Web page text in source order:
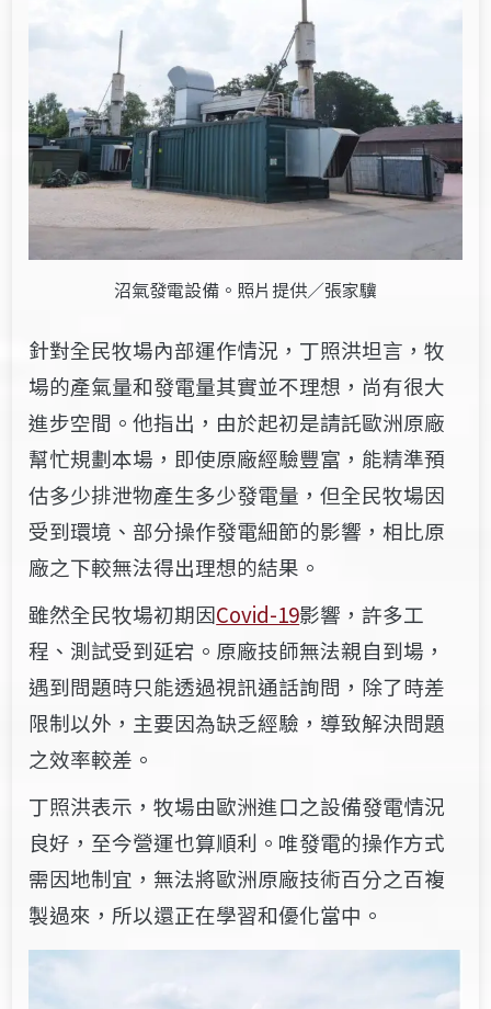
沼氣發電設備。照片提供／張家驥
針對全民牧場內部運作情況，丁照洪坦言，牧
場的產氣量和發電量其實並不理想，尚有很大
進步空間。他指出，由於起初是請託歐洲原廠
幫忙規劃本場，即使原廠經驗豐富，能精準預
估多少排泄物產生多少發電量，但全民牧場因
受到環境、部分操作發電細節的影響，相比原
廠之下較無法得出理想的結果。
雖然全民牧場初期因Covid-19影響，許多工
程、測試受到延宕。原廠技師無法親自到場，
遇到問題時只能透過視訊通話詢問，除了時差
限制以外，主要因為缺乏經驗，導致解決問題
之效率較差。
丁照洪表示，牧場由歐洲進口之設備發電情況
良好，至今營運也算順利。唯發電的操作方式
需因地制宜，無法將歐洲原廠技術百分之百複
製過來，所以還正在學習和優化當中。